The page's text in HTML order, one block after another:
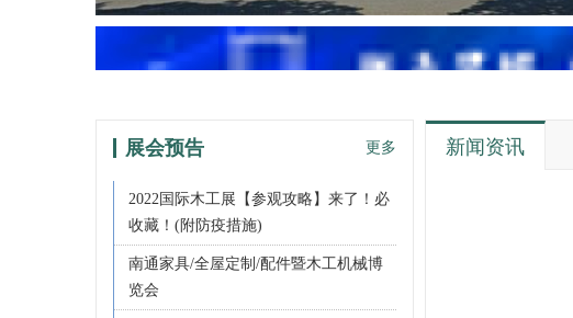
展会预告 更多
2022国际木工展【参观攻略】来了！必
收藏！(附防疫措施)
南通家具/全屋定制/配件暨木工机械博
览会
新闻资讯